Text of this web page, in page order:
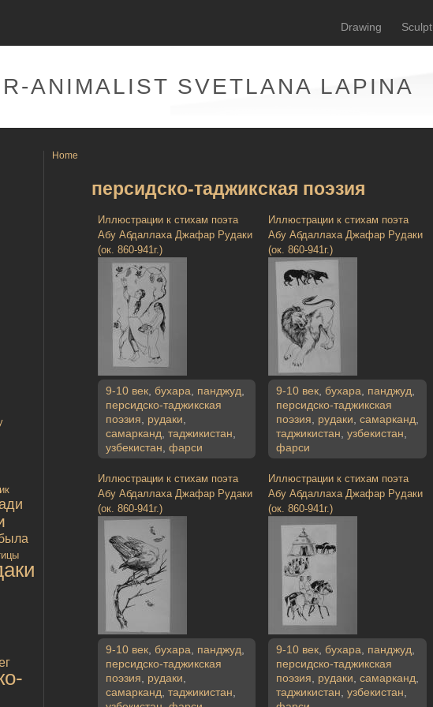
Drawing
-ANIMALIST SVETLANA LAPINA
Home
персидско-таджикская поэзия
Иллюстрации к стихам поэта
Абу Абдаллаха Джафар Рудаки
(ок. 860-941г.)
9-10 век бухара панджуд
персидско-таджикская
поэзия
рудаки
самарканд таджикистан
узбекистан фарси
Иллюстрации к стихам поэта
Абу Абдаллаха Джафар Рудаки
(ок. 860-941г.)
9-10 век бухара панджуд
персидско-таджикская
поэзия
рудаки самарканд
таджикистан узбекистан
фарси
Иллюстрации к стихам поэта
Абу Абдаллаха Джафар Рудаки
(ок. 860-941г.)
9-10 век бухара панджуд
персидско-таджикская
поэзия
рудаки
самарканд таджикистан
Иллюстрации к стихам поэта
Абу Абдаллаха Джафар Рудаки
(ок. 860-941г.)
9-10 век бухара панджуд
персидско-таджикская
поэзия
рудаки самарканд
таджикистан узбекистан